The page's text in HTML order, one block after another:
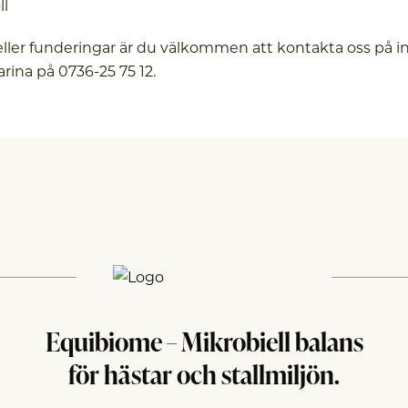
funderingar är du välkommen att kontakta oss på
på 0736-25 75 12.
Equibiome – Mikrobiell balans
för hästar och stallmiljön.